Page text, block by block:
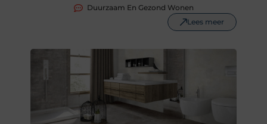
Duurzaam En Gezond Wonen
Lees meer